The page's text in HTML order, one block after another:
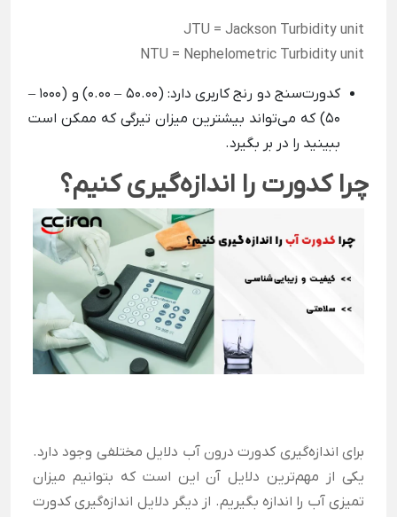
JTU = Jackson Turbidity unit
NTU = Nephelometric Turbidity unit
کدورت‌سنج دو رنج کاربری دارد: (50.00 – 0.00) و (1000 –
50) که می‌تواند بیشترین میزان تیرگی که ممکن است
ببینید را در بر بگیرد.
چرا کدورت را اندازه‌گیری کنیم؟
برای اندازه‌گیری کدورت درون آب دلایل مختلفی وجود دارد.
یکی از مهم‌ترین دلایل آن این است که بتوانیم میزان
تمیزی آب را اندازه بگیریم. از دیگر دلایل اندازه‌گیری کدورت